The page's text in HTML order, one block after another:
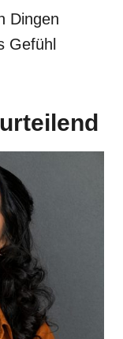
Dingen
Gefühl